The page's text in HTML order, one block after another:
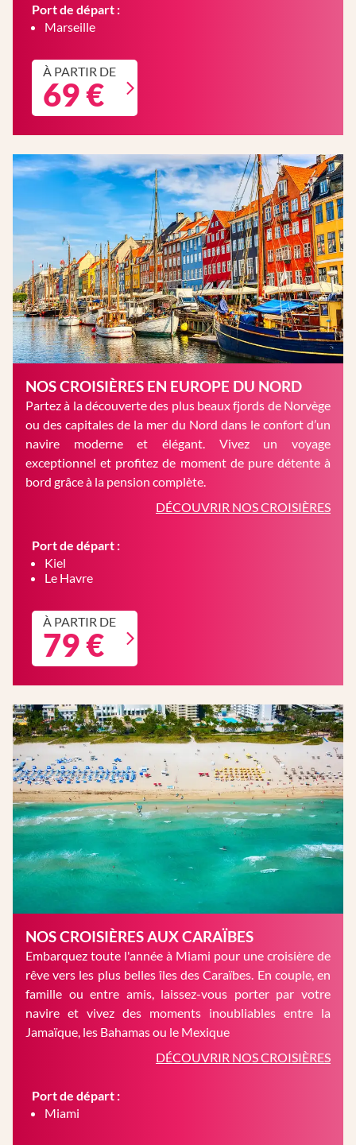
Port de départ :
Marseille
À PARTIR DE
69 €
NOS CROISIÈRES EN EUROPE DU NORD
Partez à la découverte des plus beaux fjords de Norvège
ou des capitales de la mer du Nord dans le confort d’un
navire moderne et élégant. Vivez un voyage
exceptionnel et profitez de moment de pure détente à
bord grâce à la pension complète.
DÉCOUVRIR NOS CROISIÈRES
Port de départ :
Kiel
Le Havre
À PARTIR DE
79 €
NOS CROISIÈRES AUX CARAÏBES
Embarquez toute l'année à Miami pour une croisière de
rêve vers les plus belles îles des Caraïbes. En couple, en
famille ou entre amis, laissez-vous porter par votre
navire et vivez des moments inoubliables entre la
Jamaïque, les Bahamas ou le Mexique
DÉCOUVRIR NOS CROISIÈRES
Port de départ :
Miami